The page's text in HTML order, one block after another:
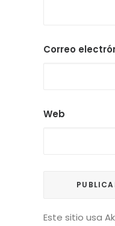
Correo
Web
Este sitio usa